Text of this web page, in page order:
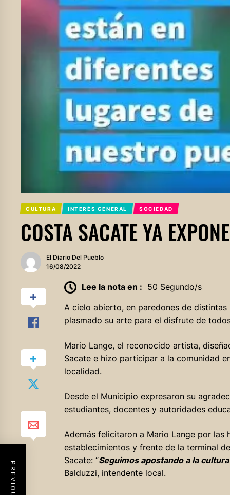
CULTURA INTERÉS GENERAL SOCIEDAD
COSTA SACATE YA
El Diario Del Pueblo
16/08/2022
Lee la nota en : 50 Segundo/s
A cielo abierto, en paredones de
plasmado su arte para el disfrute de
Mario Lange, el reconocido artista,
Sacate e hizo participar a la comunidad
localidad.
Desde el Municipio expresaron su
estudiantes, docentes y autoridades
Además felicitaron a Mario Lange por las
establecimientos y frente de la terminal
Sacate: “Seguimos apostando a la
Balduzzi, intendente local.